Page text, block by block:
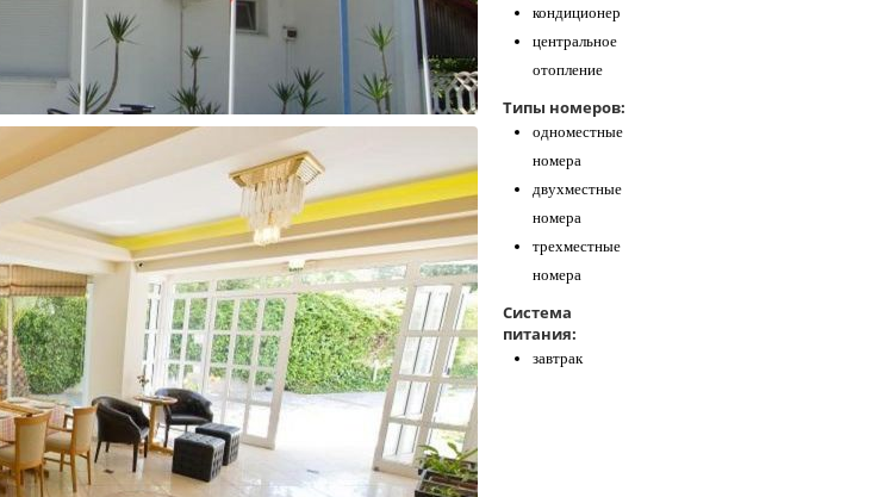
кондиционер
центральное
отопление
Типы номеров:
одноместные
номера
двухместные
номера
трехместные
номера
Система
питания:
завтрак